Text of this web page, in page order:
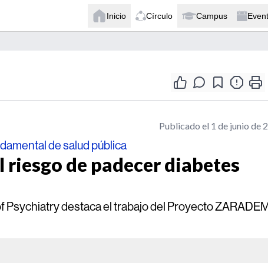
Inicio Círculo Campus
Publicado el 1 de junio de
de salud pública
riesgo de padecer diabetes
Psychiatry destaca el trabajo del Proyecto